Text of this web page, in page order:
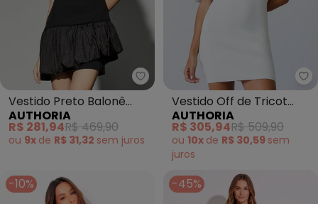
Authoria - Vestido Preto
Vestido Preto Balonê
(Preto)
AUTHORIA
R$ 281,94R$ 469,90
ou 9x de R$ 31,32 sem juros
Vestido Off de Tricot
Balonê (Off White)
AUTHORIA
R$ 305,94R$ 509,90
ou 10x de R$ 30,59 sem
juros
-10% -45%